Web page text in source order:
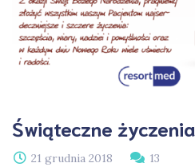
Świąteczne życzenia
21 grudnia 2018 13